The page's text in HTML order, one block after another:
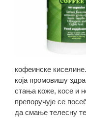
кофеинске
која промовишу
стања коже, косе и
препоручује се
да смање телесну